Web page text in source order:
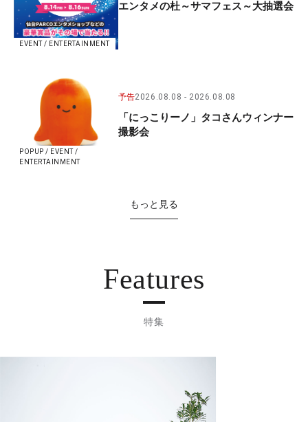
EVENT / ENTERTAINMENT
エンタメの杜～サマフェス～大抽選会
POPUP / EVENT /
ENTERTAINMENT
予告2026.08.08 2026.08.08
「にっこりーノ」タコさんウィンナー
撮影会
もっと見る
Features
特集